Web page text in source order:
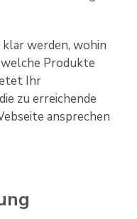
klar werden, wohin
Produkte
Ihr
zu erreichende
ansprechen